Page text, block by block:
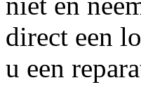
direct een
u een